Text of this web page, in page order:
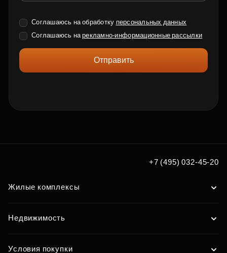
Соглашаюсь на обработку персональных данных
Соглашаюсь нарекламно-информационные рассылки
Отправить
+7 (495) 032-45-20
Жилые комплексы
Недвижимость
Условия покупки